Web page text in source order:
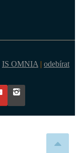
IS OMNIA | odebírat